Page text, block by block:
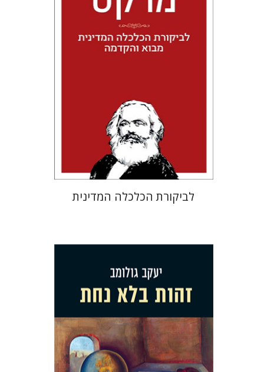
הנחת אתר ספר מודפס
$27
$24
לביקורת הכלכלה המדינית
יעקב גולומב